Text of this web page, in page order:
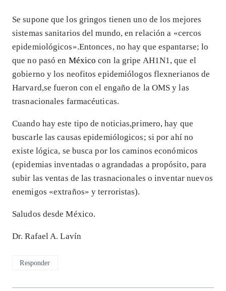
Se supone que los gringos tienen uno de los mejores
sistemas sanitarios del mundo, en relación a «cercos
epidemiológicos».Entonces, no hay que espantarse; lo
que no pasó en Méxicocon la gripe AH1N1, que el
gobierno y los neofitos epidemiólogos flexnerianos de
Harvard,se fueron con el engaño de la OMS y las
trasnacionales farmacéuticas.
Cuando hay este tipo de noticias,primero, hay que
buscarle las causas epidemiólogicos; si por ahí no
existe lógica, se busca por los caminos económicos
(epidemias inventadas o agrandadas a propósito, para
subir las ventas de las trasnacionales o inventar nuevos
enemigos «extraños» y terroristas).
Saludos desde México.
Dr. Rafael A. Lavín
Responder